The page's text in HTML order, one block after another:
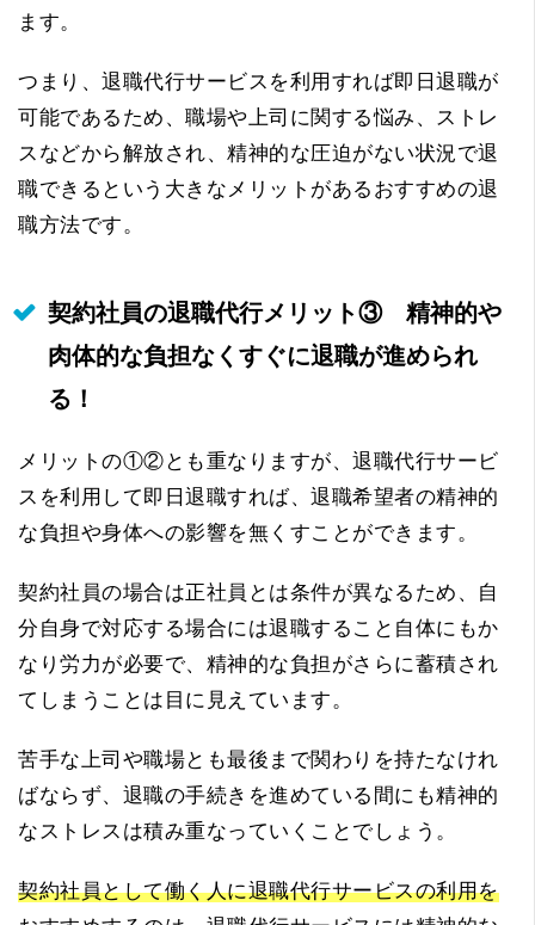
ます。
つまり、退職代行サービスを利用すれば即日退職が
可能であるため、職場や上司に関する悩み、ストレ
スなどから解放され、精神的な圧迫がない状況で退
職できるという大きなメリットがあるおすすめの退
職方法です。
契約社員の退職代行メリット③ 精神的や
肉体的な負担なくすぐに退職が進められ
る！
メリットの①②とも重なりますが、退職代行サービ
スを利用して即日退職すれば、退職希望者の精神的
な負担や身体への影響を無くすことができます。
契約社員の場合は正社員とは条件が異なるため、自
分自身で対応する場合には退職すること自体にもか
なり労力が必要で、精神的な負担がさらに蓄積され
てしまうことは目に見えています。
苦手な上司や職場とも最後まで関わりを持たなけれ
ばならず、退職の手続きを進めている間にも精神的
なストレスは積み重なっていくことでしょう。
契約社員として働く人に退職代行サービスの利用を